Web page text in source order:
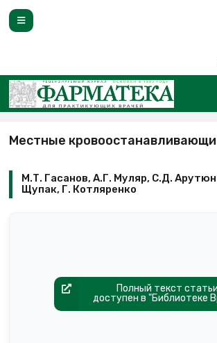
Местные
М.Т. Гасанов, А.Г. Муляр, С.Д.
Щупак, Г. Котляренко
Полный текст статьи
доступен в "Библиотеке